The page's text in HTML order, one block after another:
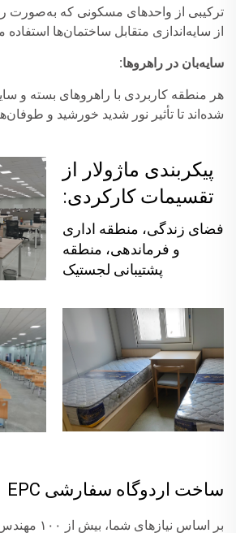
ترکیبی از واحدهای مسکونی که به‌صورت
از سایه‌اندازی متقابل ساختمان‌ها استفاده
سایه‌بان در راهروها:
هر منطقه کاربردی با راهروهای بسته و
شده‌اند تا تأثیر نور شدید خورشید و
پیکربندی ماژولار از
تقسیمات کارکردی:
فضای زندگی، منطقه اداری
و فرماندهی، منطقه
پشتیبانی لجستیک
ساخت اردوگاه سفارشی EPC
بر اساس